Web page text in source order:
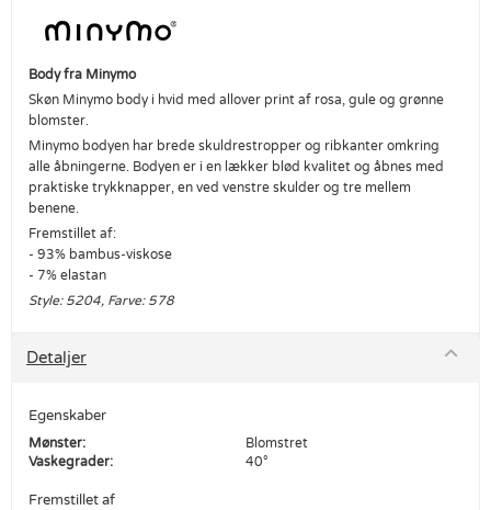
Body fra Minymo
Skøn Minymo body i hvid med allover print af rosa, gule og grønne
blomster.
Minymo bodyen har brede skuldrestropper og ribkanter omkring
alle åbningerne. Bodyen er i en lækker blød kvalitet og åbnes med
praktiske trykknapper, en ved venstre skulder og tre mellem
benene.
Fremstillet af:
- 93% bambus-viskose
- 7% elastan
Style: 5204, Farve: 578
Detaljer
Egenskaber
Mønster:
Blomstret
Vaskegrader:
40°
Fremstillet af